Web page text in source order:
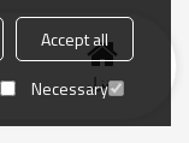
منزل
Accept all
Necessary